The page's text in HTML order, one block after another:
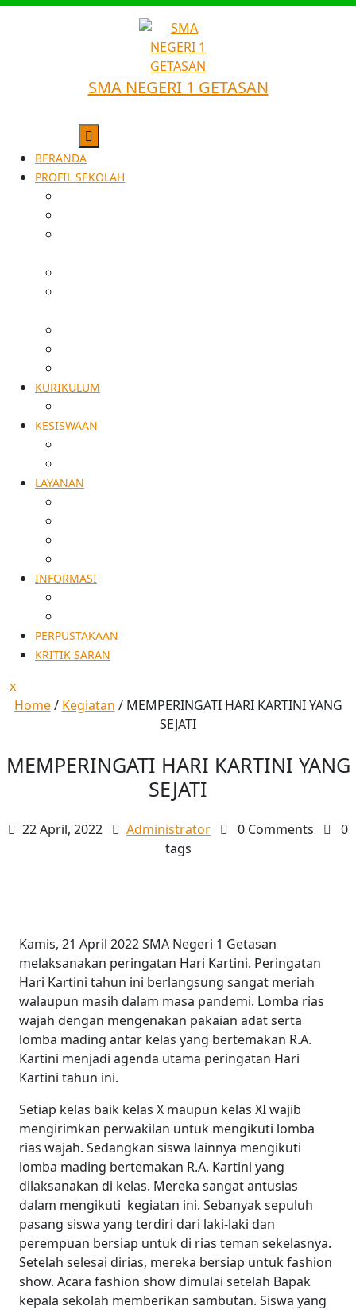
SMA NEGERI 1 GETASAN
BERANDA
PROFIL SEKOLAH
KURIKULUM
KESISWAAN
LAYANAN
INFORMASI
PERPUSTAKAAN
KRITIK SARAN
x
Home/ Kegiatan / MEMPERINGATI HARI KARTINI YANG
SEJATI
MEMPERINGATI HARI KARTINI YANG
SEJATI
22 April, 2022 Administrator 0 Comments
0
tags
Kamis, 21 April 2022 SMA Negeri 1 Getasan
melaksanakan peringatan Hari Kartini. Peringatan
Hari Kartini tahun ini berlangsung sangat meriah
walaupun masih dalam masa pandemi. Lomba rias
wajah dengan mengenakan pakaian adat serta
lomba mading antar kelas yang bertemakan R.A.
Kartini menjadi agenda utama peringatan Hari
Kartini tahun ini.
Setiap kelas baik kelas X maupun kelas XI wajib
mengirimkan perwakilan untuk mengikuti lomba
rias wajah. Sedangkan siswa lainnya mengikuti
lomba mading bertemakan R.A. Kartini yang
dilaksanakan di kelas. Mereka sangat antusias
dalam mengikuti kegiatan ini. Sebanyak sepuluh
pasang siswa yang terdiri dari laki-laki dan
perempuan bersiap untuk di rias teman sekelasnya.
Setelah selesai dirias, mereka bersiap untuk fashion
show. Acara fashion show dimulai setelah Bapak
kepala sekolah memberikan sambutan. Siswa yang